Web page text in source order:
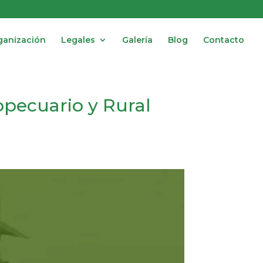
Legales Galería Blog Contacto
y Rural